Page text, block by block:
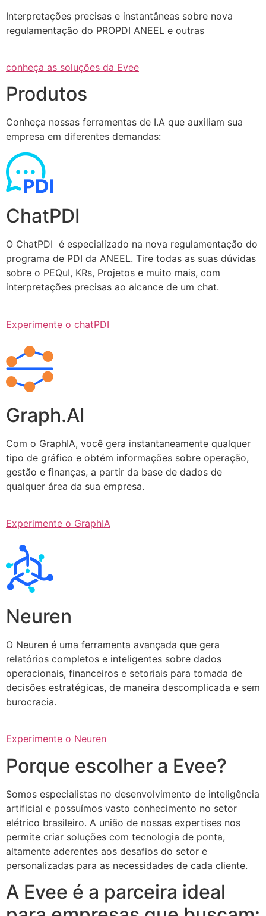
Interpretações precisas e instantâneas sobre nova
regulamentação do PROPDI ANEEL e outras
conheça as soluções da Evee
Produtos
Conheça nossas ferramentas de I.A que auxiliam sua
empresa em diferentes demandas:
ChatPDI
O ChatPDI é especializado na nova regulamentação do
programa de PDI da ANEEL. Tire todas as suas dúvidas
sobre o PEQuI, KRs, Projetos e muito mais, com
interpretações precisas ao alcance de um chat.
Experimente o chatPDI
Graph.AI
Com o GraphIA, você gera instantaneamente qualquer
tipo de gráfico e obtém informações sobre operação,
gestão e finanças, a partir da base de dados de
qualquer área da sua empresa.
Experimente o GraphIA
Neuren
O Neuren é uma ferramenta avançada que gera
relatórios completos e inteligentes sobre dados
operacionais, financeiros e setoriais para tomada de
decisões estratégicas, de maneira descomplicada e sem
burocracia.
Experimente o Neuren
Porque escolher a Evee?
Somos especialistas no desenvolvimento de inteligência
artificial e possuímos vasto conhecimento no setor
elétrico brasileiro. A união de nossas expertises nos
permite criar soluções com tecnologia de ponta,
altamente aderentes aos desafios do setor e
personalizadas para as necessidades de cada cliente.
A Evee é a parceira ideal